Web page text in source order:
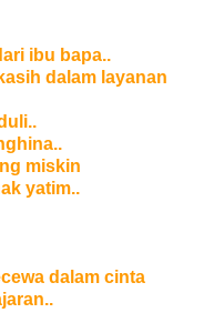
ibu bapa..
dalam layanan
miskin
yatim..
dalam cinta